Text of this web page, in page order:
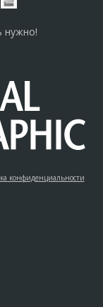
нужно!
конфиденциальности